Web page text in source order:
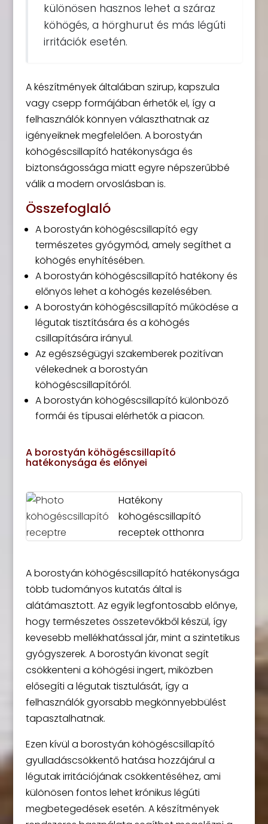
különösen hasznos lehet a száraz
köhögés, a hörghurut és más légúti
irritációk esetén.
A készítmények általában szirup, kapszula
vagy csepp formájában érhetők el, így a
felhasználók könnyen választhatnak az
igényeiknek megfelelően. A borostyán
köhögéscsillapító hatékonysága és
biztonságossága miatt egyre népszerűbbé
válik a modern orvoslásban is.
Összefoglaló
A borostyán köhögéscsillapító egy
természetes gyógymód, amely segíthet a
köhögés enyhítésében.
A borostyán köhögéscsillapító hatékony és
előnyös lehet a köhögés kezelésében.
A borostyán köhögéscsillapító működése a
légutak tisztítására és a köhögés
csillapítására irányul.
Az egészségügyi szakemberek pozitívan
vélekednek a borostyán
köhögéscsillapítóról.
A borostyán köhögéscsillapító különböző
formái és típusai elérhetők a piacon.
A borostyán köhögéscsillapító
hatékonysága és előnyei
Hatékony
köhögéscsillapító
receptek otthonra
A borostyán köhögéscsillapító hatékonysága
több tudományos kutatás által is
alátámasztott. Az egyik legfontosabb előnye,
hogy természetes összetevőkből készül, így
kevesebb mellékhatással jár, mint a szintetikus
gyógyszerek. A borostyán kivonat segít
csökkenteni a köhögési ingert, miközben
elősegíti a légutak tisztulását, így a
felhasználók gyorsabb megkönnyebbülést
tapasztalhatnak.
Ezen kívül a borostyán köhögéscsillapító
gyulladáscsökkentő hatása hozzájárul a
légutak irritációjának csökkentéséhez, ami
különösen fontos lehet krónikus légúti
megbetegedések esetén. A készítmények